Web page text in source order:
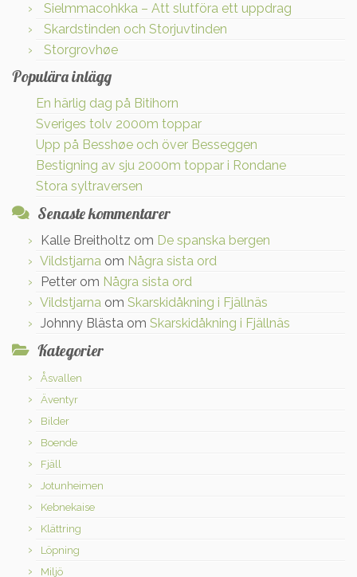
Sielmmacohkka – Att slutföra ett uppdrag
Skardstinden och Storjuvtinden
Storgrovhøe
Populära inlägg
En härlig dag på Bitihorn
Sveriges tolv 2000m toppar
Upp på Besshøe och över Besseggen
Bestigning av sju 2000m toppar i Rondane
Stora syltraversen
Senaste kommentarer
Kalle Breitholtz om De spanska bergen
Vildstjarna om Några sista ord
Petter om Några sista ord
Vildstjarna om Skarskidåkning i Fjällnäs
Johnny Blästa om Skarskidåkning i Fjällnäs
Kategorier
Åsvallen
Äventyr
Bilder
Boende
Fjäll
Jotunheimen
Kebnekaise
Klättring
Löpning
Miljö